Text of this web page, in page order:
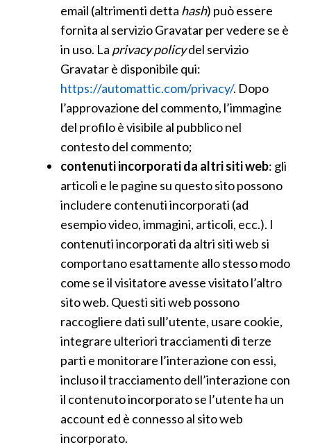
email (altrimenti detta hash) può essere
fornita al servizio Gravatar per vedere se è
in uso. La privacy policydel servizio
Gravatar è disponibile qui:
https://automattic.com/privacy/. Dopo
l’approvazione del commento, l’immagine
del profilo è visibile al pubblico nel
contesto del commento;
contenuti incorporati da altri siti web: gli
articoli e le pagine su questo sito possono
includere contenuti incorporati (ad
esempio video, immagini, articoli, ecc.). I
contenuti incorporati da altri siti web si
comportano esattamente allo stesso modo
come se il visitatore avesse visitato l’altro
sito web. Questi siti web possono
raccogliere dati sull’utente, usare cookie,
integrare ulteriori tracciamenti di terze
parti e monitorare l’interazione con essi,
incluso il tracciamento dell’interazione con
il contenuto incorporato se l’utente ha un
account ed è connesso al sito web
incorporato.